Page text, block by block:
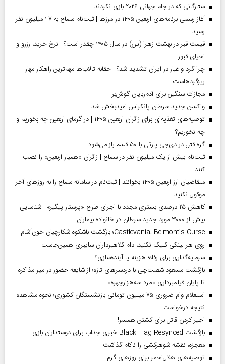
ستارگانی که در جام جهانی ۲۰۲۶ بازی نکردند
آغاز رسمی برنامه‌های اربعین ۱۴۰۵ در مرز‌ها | ثبت‌نام سماح به ۱.۷ میلیون نفر
رسید
قیمت قبر در بهشت زهرا (س) در سال ۱۴۰۵ چقدر است؟ | نرخ خرید، رزرو و
احیای قبور
چرا گرد و غبار در ایران تشدید شد؟ | حقابه تالاب‌ها مهم‌ترین راهکار مهار
ریزگردهاست
مجازات سنگین برای آدم‌ربایان گوش‌بر
واکسن جدید سرطان پانکراس امیدبخش شد
توصیه‌های تغذیه‌ای برای زائران اربعین ۱۴۰۵ | در گرمای اربعین چه بخوریم و
چه نخوریم؟
گره قتل در دی‌جی پارتی با ۵۰ قسم باز می‌شود
ثبت‌نام بیش از یک میلیون نفر در سماح | زائران «همیار اربعین» را نصب
کنند
متقاضیان ارز اربعین ۱۴۰۵ بخوانند | ثبت‌نام در سامانه سماح را به روز‌های آخر
موکول نکنید
کاهش ۲۵ درصدی بستری مجدد با اجرای طرح «پرستار پیگیر» | شناسایی
بیش از ۳۰۰۰ مورد جدید سرطان در خانواده بیماران
Castlevania: Belmont’s Curse؛ بازگشت باشکوه شکارچیان خون‌آشام
روی هر لینکی کلیک نکنید، دام کلاهبرداران سایبری همین‌جاست
سرمایه‌گذاری برای رفاه؛ هزینه یا آینده‌سازی؟
بازگشت مسعود شصت‌چی با دردسر‌های تازه؛ از شایعه حضور در میز مذاکره
تا پایان فیلمبرداری «مرد سه‌هزارچهره»
استعلام وام ضروری ۷۵ میلیون تومانی بازنشستگان کشوری؛ نحوه مشاهده
نتیجه درخواست
اجیر کردن قاتل برای کشتن همسر!
بازگشت Black Flag Resynced خبری جذاب برای دوستداران بازی
معجزه، نقشه شوهرکشی را ناکام گذاشت
توصیه‌های هلال‌احمر برای روز‌های گرم